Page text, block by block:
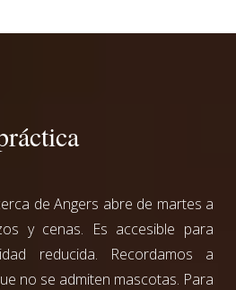
de Angers abre de martes a
y cenas. Es accesible para
reducida. Recordamos a
no se admiten mascotas. Para